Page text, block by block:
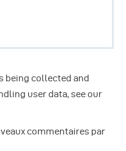
being collected and
user data, see our
commentaires par